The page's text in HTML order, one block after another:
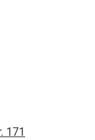
171